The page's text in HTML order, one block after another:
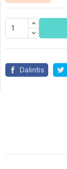
Dalintis